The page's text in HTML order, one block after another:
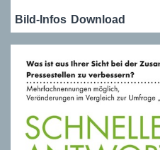
Bild-Infos Download